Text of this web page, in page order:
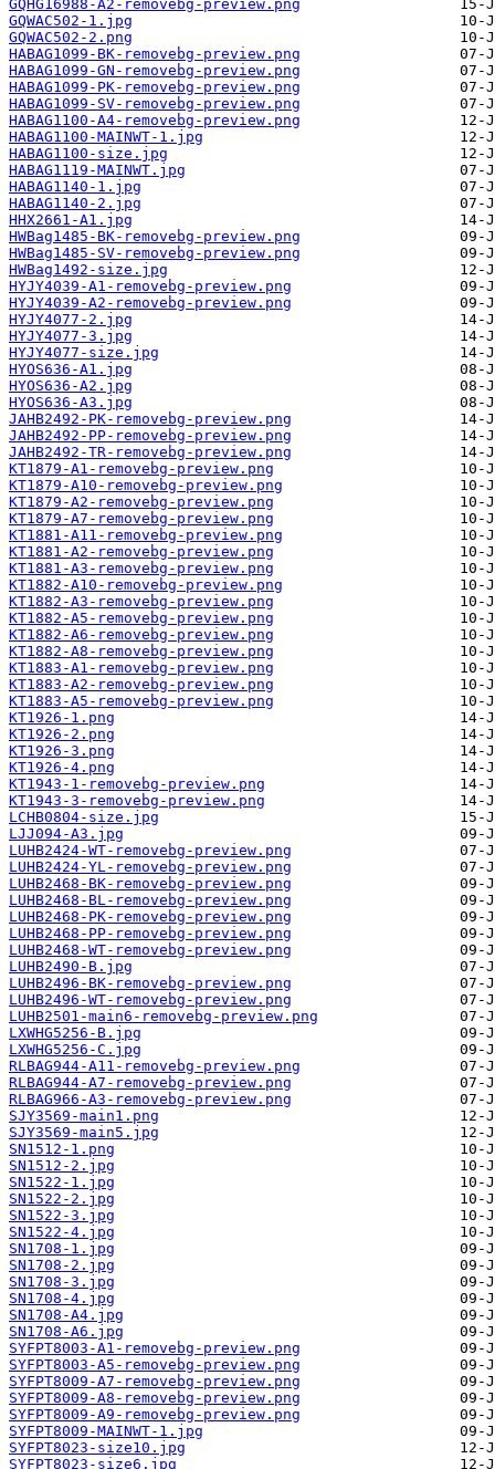
GQHG16988-A2-removebg-preview.png
GQWAC502-1.jpg
GQWAC502-2.png
HABAG1099-BK-removebg-preview.png
HABAG1099-GN-removebg-preview.png
HABAG1099-PK-removebg-preview.png
HABAG1099-SV-removebg-preview.png
HABAG1100-A4-removebg-preview.png
HABAG1100-MAINWT-1.jpg
HABAG1100-size.jpg
HABAG1119-MAINWT.jpg
HABAG1140-1.jpg
HABAG1140-2.jpg
HHX2661-A1.jpg
HWBag1485-BK-removebg-preview.png
HWBag1485-SV-removebg-preview.png
HWBag1492-size.jpg
HYJY4039-A1-removebg-preview.png
HYJY4039-A2-removebg-preview.png
HYJY4077-2.jpg
HYJY4077-3.jpg
HYJY4077-size.jpg
HYOS636-A1.jpg
HYOS636-A2.jpg
HYOS636-A3.jpg
JAHB2492-PK-removebg-preview.png
JAHB2492-PP-removebg-preview.png
JAHB2492-TR-removebg-preview.png
KT1879-A1-removebg-preview.png
KT1879-A10-removebg-preview.png
KT1879-A2-removebg-preview.png
KT1879-A7-removebg-preview.png
KT1881-A11-removebg-preview.png
KT1881-A2-removebg-preview.png
KT1881-A3-removebg-preview.png
KT1882-A10-removebg-preview.png
KT1882-A3-removebg-preview.png
KT1882-A5-removebg-preview.png
KT1882-A6-removebg-preview.png
KT1882-A8-removebg-preview.png
KT1883-A1-removebg-preview.png
KT1883-A2-removebg-preview.png
KT1883-A5-removebg-preview.png
KT1926-1.png
KT1926-2.png
KT1926-3.png
KT1926-4.png
KT1943-1-removebg-preview.png
KT1943-3-removebg-preview.png
LCHB0804-size.jpg
LJJ094-A3.jpg
LUHB2424-WT-removebg-preview.png
LUHB2424-YL-removebg-preview.png
LUHB2468-BK-removebg-preview.png
LUHB2468-BL-removebg-preview.png
LUHB2468-PK-removebg-preview.png
LUHB2468-PP-removebg-preview.png
LUHB2468-WT-removebg-preview.png
LUHB2490-B.jpg
LUHB2496-BK-removebg-preview.png
LUHB2496-WT-removebg-preview.png
LUHB2501-main6-removebg-preview.png
LXWHG5256-B.jpg
LXWHG5256-C.jpg
RLBAG944-A11-removebg-preview.png
RLBAG944-A7-removebg-preview.png
RLBAG966-A3-removebg-preview.png
SJY3569-main1.png
SJY3569-main5.jpg
SN1512-1.png
SN1512-2.jpg
SN1522-1.jpg
SN1522-2.jpg
SN1522-3.jpg
SN1522-4.jpg
SN1708-1.jpg
SN1708-2.jpg
SN1708-3.jpg
SN1708-4.jpg
SN1708-A4.jpg
SN1708-A6.jpg
SYFPT8003-A1-removebg-preview.png
SYFPT8003-A5-removebg-preview.png
SYFPT8009-A7-removebg-preview.png
SYFPT8009-A8-removebg-preview.png
SYFPT8009-A9-removebg-preview.png
SYFPT8009-MAINWT-1.jpg
SYFPT8023-size10.jpg
SYFPT8023-size6.jpg